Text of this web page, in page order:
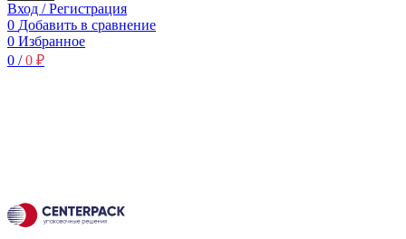
Вход / Регистрация
0 Добавить в сравнение
0 Избранное
0 / 0 ₽